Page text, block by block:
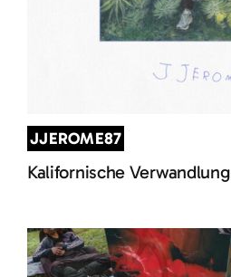
JJEROME87
Kalifornische Verwandlung